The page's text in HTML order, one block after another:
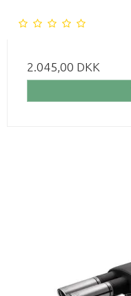
2.045,00 DKK